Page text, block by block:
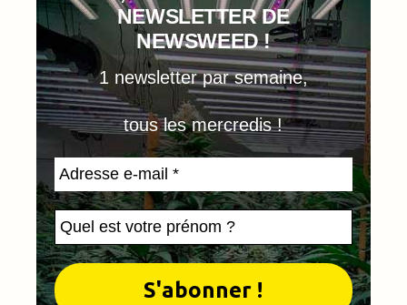
NEWSLETTER DE
NEWSWEED !
1 newsletter par semaine,
tous les mercredis !